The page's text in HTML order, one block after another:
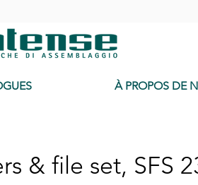
À PROPOS DE
& file set, SFS